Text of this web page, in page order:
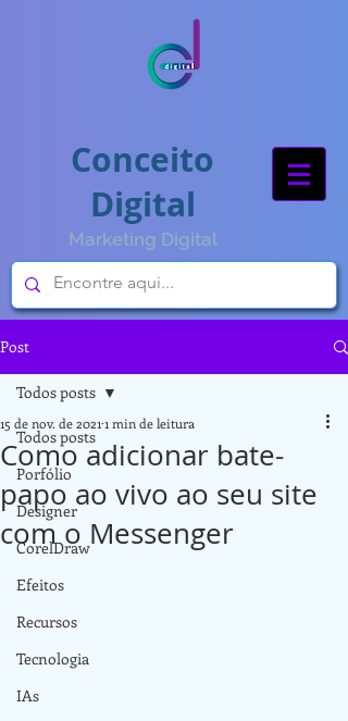
Conceito
Digital
Marketing Digital
Post
Todos posts
Porfólio
Designer
CorelDraw
Efeitos
Recursos
Tecnologia
IAs
Todos posts
Como adicionar bate-
papo ao vivo ao seu site
com o Messenger
15 de nov. de 2021 1 min de leitura